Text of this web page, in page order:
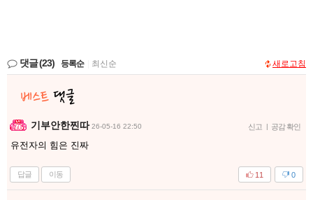
댓글(23) 등록순 최신순 새로고침
기부안한찐따 26-05-16 22:50 신고 | 공감 확인
유전자의 힘은 진짜
답글 이동 0
11